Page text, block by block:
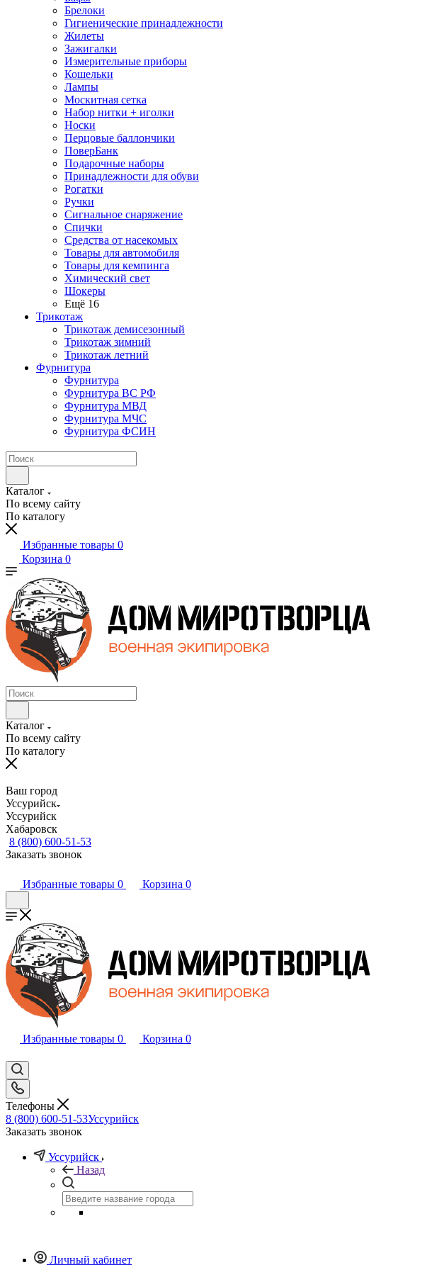
Брелоки
Гигиенические принадлежности
Жилеты
Зажигалки
Измерительные приборы
Кошельки
Лампы
Москитная сетка
Набор нитки + иголки
Носки
Перцовые баллончики
ПоверБанк
Подарочные наборы
Принадлежности для обуви
Рогатки
Ручки
Сигнальное снаряжение
Спички
Средства от насекомых
Товары для автомобиля
Товары для кемпинга
Химический свет
Шокеры
Ещё 16
Трикотаж
Трикотаж демисезонный
Трикотаж зимний
Трикотаж летний
Фурнитура
Фурнитура
Фурнитура ВС РФ
Фурнитура МВД
Фурнитура МЧС
Фурнитура ФСИН
Каталог
По всему сайту
По каталогу
Избранные товары 0
Корзина 0
Каталог
По всему сайту
По каталогу
Ваш город
Уссурийск
Уссурийск
Хабаровск
8 (800) 600-51-53
Заказать звонок
Избранные товары 0 Корзина 0
Избранные товары 0 Корзина 0
Телефоны
8 (800) 600-51-53Уссурийск
Заказать звонок
Уссурийск
Назад
Личный кабинет